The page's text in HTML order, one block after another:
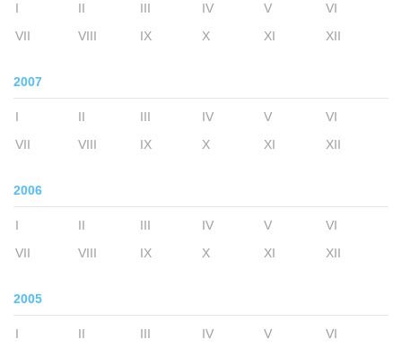
I II III IV V
VI
VII
VIII IX X XI XII
2007
I II III IV V
VI
VII
VIII IX X XI XII
2006
I II III IV V
VI
VII
VIII IX X XI XII
2005
I II III IV V
VI